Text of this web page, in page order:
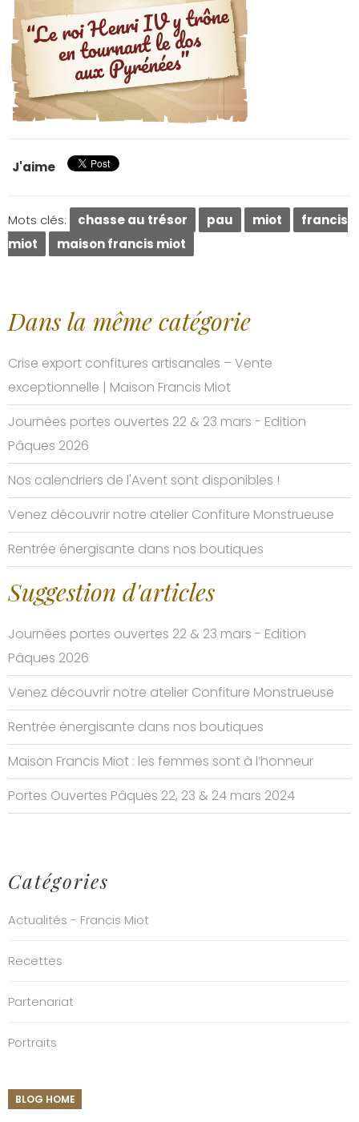
J'aime
Mots clés: chasse au trésor pau miot
francis
miot
maison francis miot
Dans la même catégorie
Crise export confitures artisanales – Vente
exceptionnelle | Maison Francis Miot
Journées portes ouvertes 22 & 23 mars - Edition
Pâques 2026
Nos calendriers de l'Avent sont disponibles !
Venez découvrir notre atelier Confiture Monstrueuse
Rentrée énergisante dans nos boutiques
Suggestion d'articles
Journées portes ouvertes 22 & 23 mars - Edition
Pâques 2026
Venez découvrir notre atelier Confiture Monstrueuse
Rentrée énergisante dans nos boutiques
Maison Francis Miot : les femmes sont à l’honneur
Portes Ouvertes Pâques 22, 23 & 24 mars 2024
Catégories
Actualités - Francis Miot
Recettes
Partenariat
Portraits
BLOG HOME